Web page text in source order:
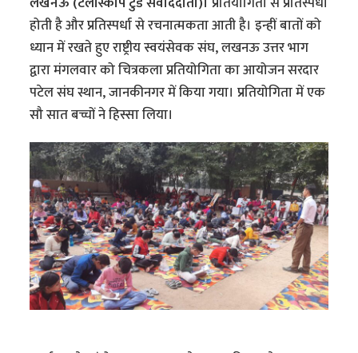
होती है और प्रतिस्पर्धा से रचनात्मकता आती है। इन्हीं बातों को
ध्यान में रखते हुए राष्ट्रीय स्वयंसेवक संघ, लखनऊ उत्तर भाग
द्वारा मंगलवार को चित्रकला प्रतियोगिता का आयोजन सरदार
पटेल संघ स्थान, जानकीनगर में किया गया। प्रतियोगिता में एक
सौ सात बच्चों ने हिस्सा लिया।